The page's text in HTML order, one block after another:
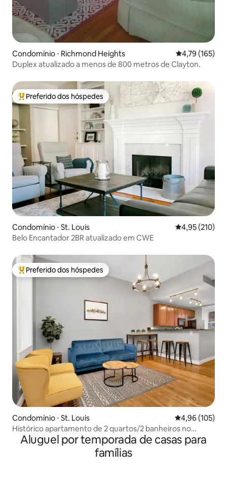
Condomínio ⋅ Richmond Heights 4,79 de uma
4,79 (165)
Duplex atualizado a menos de 800 metros de Clayton.
Entre os melhores preferidos dos hóspedes
Preferido dos hóspedes
Condomínio ⋅ St. Louis 4,95 de uma
4,95 (210)
Belo Encantador 2BR atualizado em CWE
Entre os melhores preferidos dos hóspedes
Preferido dos hóspedes
Condomínio ⋅ St. Louis 4,96 de uma
4,96 (105)
Histórico apartamento de 2 quartos/2 banheiros no
coração de Soulard
Aluguel por temporada de casas para
famílias